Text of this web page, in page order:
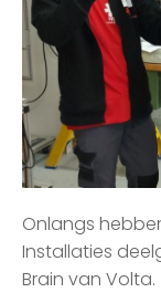
Onlangs
Installaties
Brain van Volta.